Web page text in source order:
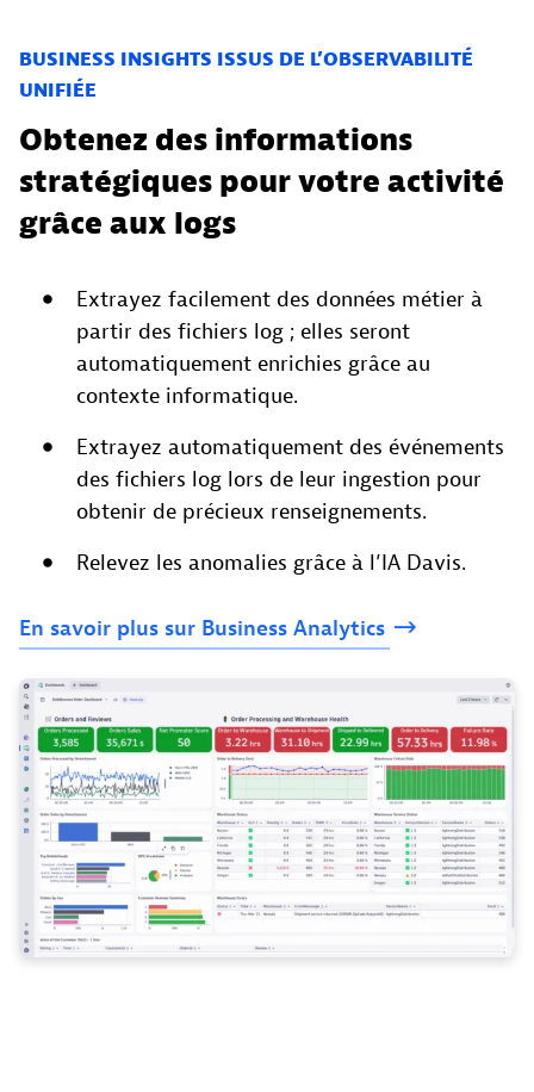
BUSINESS INSIGHTS ISSUS DE L’OBSERVABILITÉ
UNIFIÉE
Obtenez des informations
stratégiques pour votre activité
grâce aux logs
Extrayez facilement des données métier à
partir des fichiers log ; elles seront
automatiquement enrichies grâce au
contexte informatique.
Extrayez automatiquement des événements
des fichiers log lors de leur ingestion pour
obtenir de précieux renseignements.
Relevez les anomalies grâce à l’IA Davis.
En savoir plus sur Business Analytics